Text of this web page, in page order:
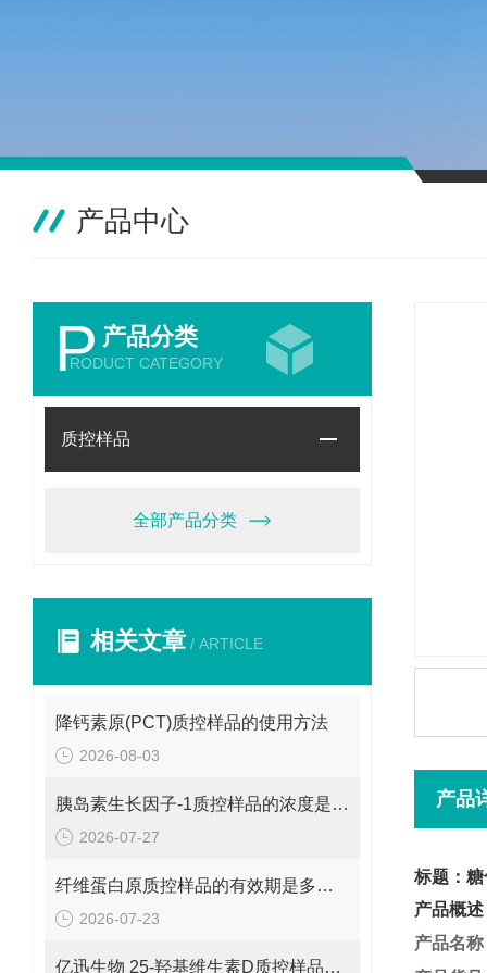
产品中心
P 产品分类
RODUCT CATEGORY
质控样品
全部产品分类
相关文章 / ARTICLE
降钙素原(PCT)质控样品的使用方法
2026-08-03
胰岛素生长因子-1质控样品的浓度是多少呢？
2026-07-27
纤维蛋白原质控样品的有效期是多久呢？
2026-07-23
亿迅生物 25-羟基维生素D质控样品的浓度是多少呢？
产品
标题：
产品概述
产品名称